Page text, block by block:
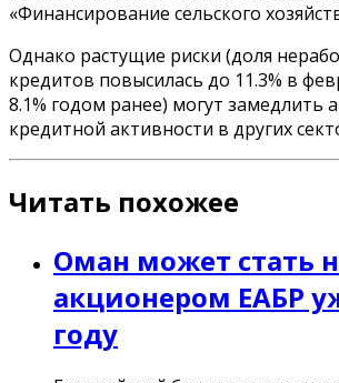
«Финансирование сельского
Однако растущие риски (доля
кредитов повысилась до 11.3% в
8.1% годом ранее) могут замедлить
кредитной активности в других
Читать похожее
Оман может стать
акционером ЕАБР
году